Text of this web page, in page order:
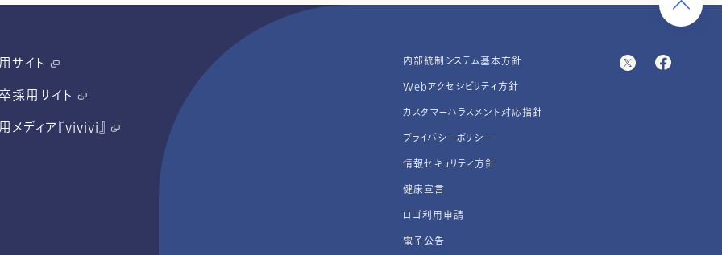
サイト
採用サイト
メディア『vivivi』
内部統制システム基本方針
Webアクセシビリティ方針
カスタマーハラスメント対応指針
プライバシーポリシー
情報セキュリティ方針
健康宣言
ロゴ利用申請
電子公告